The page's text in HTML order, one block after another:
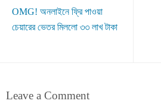
OMG! অনলাইনে ফ্রি পাওয়া
চেয়ারের ভেতর মিললো ৩৩ লাখ টাকা
Leave a Comment